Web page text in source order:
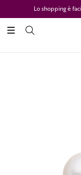
Lo shopping è